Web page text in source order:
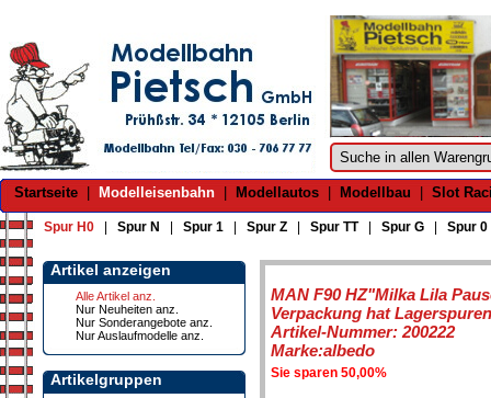
Startseite Modelleisenbahn Modellautos Modellbau Slot
Spur H0 Spur N Spur 1 Spur Z Spur TT| Spur G Spur 0
Artikel anzeigen
Alle Artikel anz.
Nur Neuheiten anz.
Nur Sonderangebote anz.
Nur Auslaufmodelle anz.
Artikelgruppen
MAN F90 HZ"Milka Lila
Verpackung hat
Artikel-Nummer: 200222
Marke:albedo
Sie sparen 50,00%